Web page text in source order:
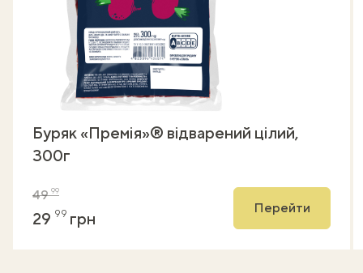
Буряк «Премія»® відварений цілий,
300г
4999
29 99 грн
Перейти